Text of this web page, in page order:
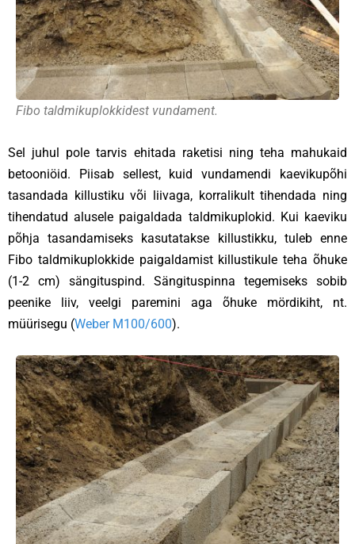
Fibo taldmikuplokkidest vundament.
Sel juhul pole tarvis ehitada raketisi ning teha mahukaid
betooniöid. Piisab sellest, kuid vundamendi kaevikupõhi
tasandada killustiku või liivaga, korralikult tihendada ning
tihendatud alusele paigaldada taldmikuplokid. Kui kaeviku
põhja tasandamiseks kasutatakse killustikku, tuleb enne
Fibo taldmikuplokkide paigaldamist killustikule teha õhuke
(1-2 cm) sängituspind. Sängituspinna tegemiseks sobib
peenike liiv, veelgi paremini aga õhuke mördikiht, nt.
müürisegu (Weber M100/600).